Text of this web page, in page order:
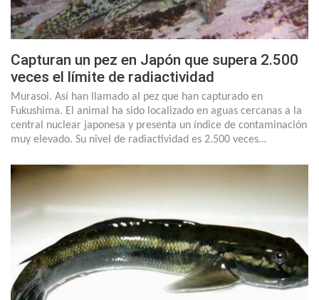
Capturan un pez en Japón que supera 2.500
veces el límite de radiactividad
Murasoi. Así han llamado al pez que han capturado en
Fukushima. El animal ha sido localizado en aguas cercanas a la
central nuclear japonesa y presenta un índice de contaminación
muy elevado. Su nivel de radiactividad es 2.500 veces…